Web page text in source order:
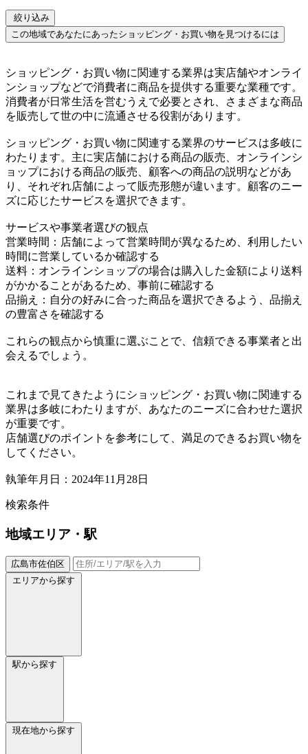
絞り込み
この地域であなたにあったショッピング・お買い物を見つけるには
ショッピング・お買い物に関連する業界は実店舗やオンライ
ンショップなどで消費者に商品を提供する重要な業種です。
消費者が日常生活を営むうえで必要とされ、さまざまな商品
を販売して世の中に流通させる役割があります。
ショッピング・お買い物に関連する業界のサービスは多岐に
わたります。主に実店舗における商品の販売、オンラインシ
ョップにおける商品の販売、顧客への商品の説明などがあ
り、それぞれ店舗によって販売形態が違います。顧客のニー
ズに応じたサービスを選択できます。
サービスや事業者選びの観点
営業時間：店舗によって営業時間が異なるため、利用したい
時間に営業しているか確認する
送料：オンラインショップの場合は購入した金額により送料
がかかることがあるため、事前に確認する
品揃え：自分の好みに合った商品を選択できるよう、品揃え
の豊富さを確認する
これらの観点から慎重に選ぶことで、信頼できる事業者と出
会えるでしょう。
これまで見てきたようにショッピング・お買い物に関連する
業界は多岐にわたりますが、あなたのニーズに合わせた選択
が重要です。
店舗選びのポイントを参考にして、満足のできるお買い物を
してください。
執筆年月日：2024年11月28日
検索条件
地域エリア・駅
広島市佐伯区
エリアから探す
駅から探す
現在地から探す